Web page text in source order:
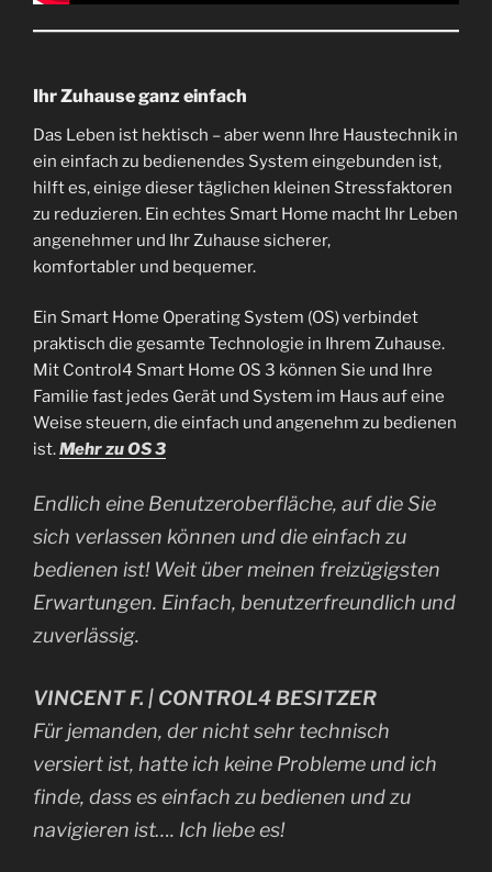
Ihr Zuhause ganz einfach
Das Leben ist hektisch – aber wenn Ihre Haustechnik in
ein einfach zu bedienendes System eingebunden ist,
hilft es, einige dieser täglichen kleinen Stressfaktoren
zu reduzieren. Ein echtes Smart Home macht Ihr Leben
angenehmer und Ihr Zuhause sicherer,
komfortabler und bequemer.
Ein Smart Home Operating System (OS) verbindet
praktisch die gesamte Technologie in Ihrem Zuhause.
Mit Control4 Smart Home OS 3 können Sie und Ihre
Familie fast jedes Gerät und System im Haus auf eine
Weise steuern, die einfach und angenehm zu bedienen
ist.Mehr zu OS 3
Endlich eine Benutzeroberfläche, auf die Sie
sich verlassen können und die einfach zu
bedienen ist! Weit über meinen freizügigsten
Erwartungen. Einfach, benutzerfreundlich und
zuverlässig.
VINCENT F. | CONTROL4 BESITZER
Für jemanden, der nicht sehr technisch
versiert ist, hatte ich keine Probleme und ich
finde, dass es einfach zu bedienen und zu
navigieren ist…. Ich liebe es!